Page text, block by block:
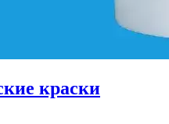
краски